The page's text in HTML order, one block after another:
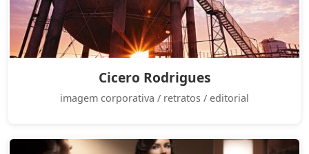
Cicero Rodrigues
imagem corporativa / retratos / editorial